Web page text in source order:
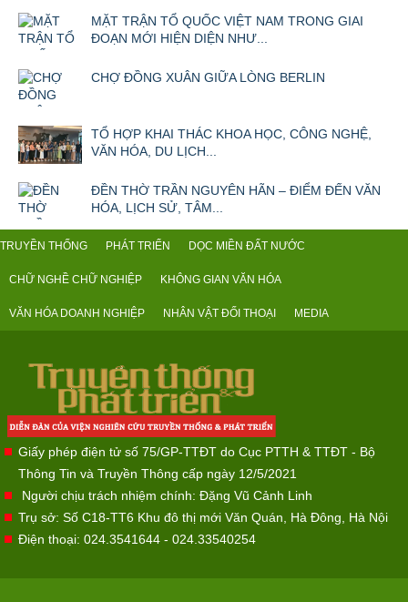
MẶT TRẬN TỔ QUỐC VIỆT NAM TRONG GIAI
ĐOẠN MỚI HIỆN DIỆN NHƯ...
CHỢ ĐỒNG XUÂN GIỮA LÒNG BERLIN
TỔ HỢP KHAI THÁC KHOA HỌC, CÔNG NGHỆ,
VĂN HÓA, DU LỊCH...
ĐỀN THỜ TRẦN NGUYÊN HÃN – ĐIỂM ĐẾN VĂN
HÓA, LỊCH SỬ, TÂM...
TRUYỀN THỐNG PHÁT TRIỂN DỌC MIỀN ĐẤT NƯỚC
CHỮ NGHỀ CHỮ NGHIỆP KHÔNG GIAN VĂN HÓA
VĂN HÓA DOANH NGHIỆP NHÂN VẬT ĐỐI THOẠI MEDIA
Giấy phép điện tử số 75/GP-TTĐT do Cục PTTH & TTĐT - Bộ
Thông Tin và Truyền Thông cấp ngày 12/5/2021
Người chịu trách nhiệm chính: Đặng Vũ Cảnh Linh
Trụ sở: Số C18-TT6 Khu đô thị mới Văn Quán, Hà Đông, Hà Nội
Điện thoại: 024.3541644 - 024.33540254